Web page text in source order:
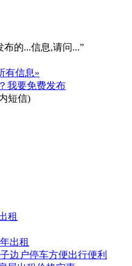
的...信息,请问...”
有信息»
？我要免费发布
短信)
租
出租
边户停车方便出行便利